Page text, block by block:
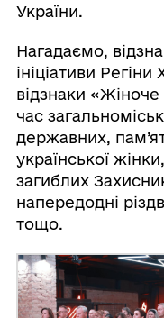
України.
Нагадаємо,
ініціативи
відзнаки
час
державних,
української
загиблих
напередодні
тощо.